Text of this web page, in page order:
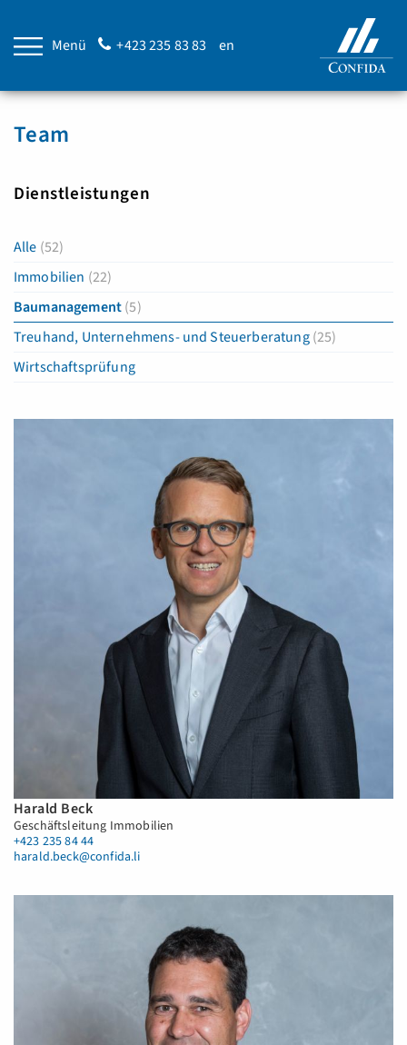
Menü +423 235 83 83 en
Team
Dienstleistungen
Alle (52)
Immobilien (22)
Baumanagement(5)
Treuhand, Unternehmens- und Steuerberatung(25)
Wirtschaftsprüfung
Harald Beck
Geschäftsleitung Immobilien
+423 235 84 44
harald.beck@confida.li